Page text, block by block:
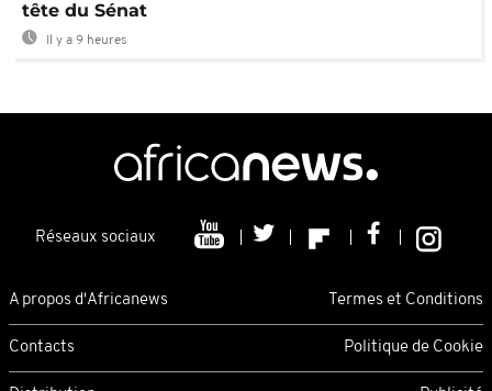
tête du Sénat
Il y a 9 heures
Réseaux sociaux
A propos d'Africanews Termes et Conditions
Contacts Politique de Cookie